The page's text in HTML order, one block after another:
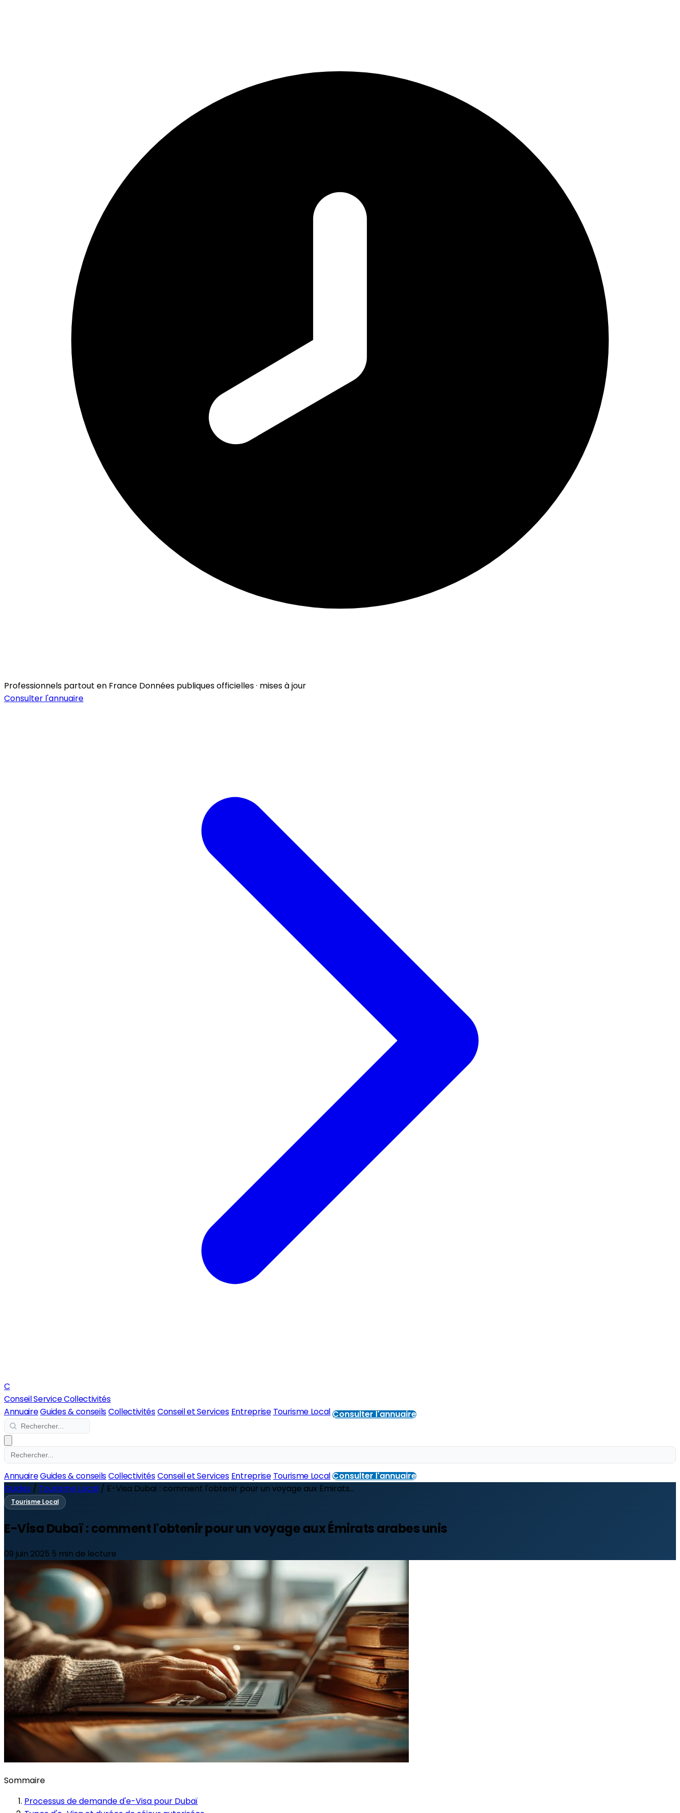
Professionnels partout en France Données publiques officielles · mises à jour
Consulter l'annuaire
C
Conseil Service Collectivités
AnnuaireGuides & conseilsCollectivitésConseil et Services Entreprise Tourisme LocalConsulter l'annuaire
AnnuaireGuides & conseilsCollectivitésConseil et Services Entreprise Tourisme LocalConsulter l'annuaire
Guides / Tourisme Local / E-Visa Dubaï : comment l'obtenir pour un voyage aux Émirats...
Tourisme Local
E-Visa Dubaï : comment l'obtenir pour un voyage aux Émirats arabes unis
09 juin 2025 5 min de lecture
Sommaire
Processus de demande d'e-Visa pour Dubaï